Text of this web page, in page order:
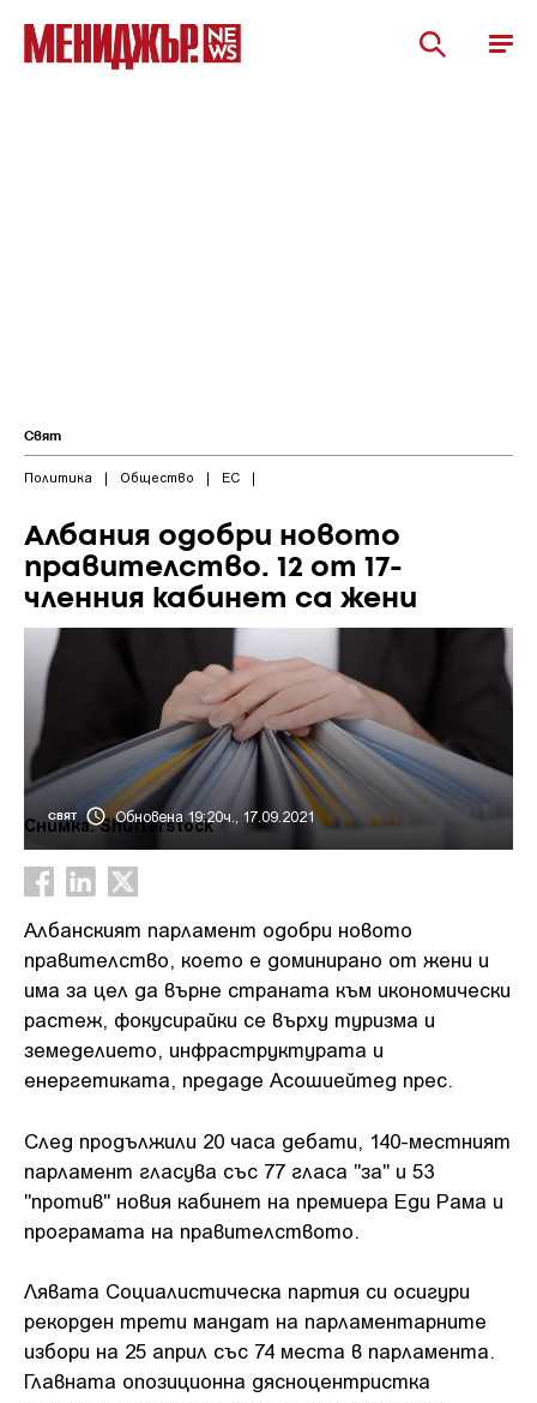
Свят
Политика | Общество | ЕС |
Албания одобри новото
правителство. 12 от 17-
членния кабинет са жени
СВЯТ Обновена 19:20ч., 17.09.2021
Снимка: Shutterstock
Албанският парламент одобри новото
правителство, което е доминирано от жени и
има за цел да върне страната към икономически
растеж, фокусирайки се върху туризма и
земеделието, инфраструктурата и
енергетиката, предаде Асошиейтед прес.
След продължили 20 часа дебати, 140-местният
парламент гласува със 77 гласа "за" и 53
"против" новия кабинет на премиера Еди Рама и
програмата на правителството.
Лявата Социалистическа партия си осигури
рекорден трети мандат на парламентарните
избори на 25 април със 74 места в парламента.
Главната опозиционна дясноцентристка